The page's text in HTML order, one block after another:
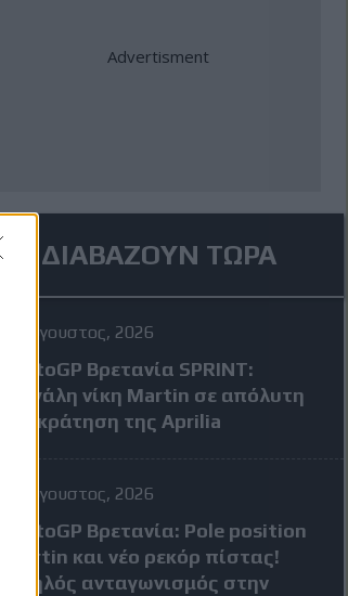
ΔΙΑΒΑΖΟΥΝ ΤΩΡΑ
8 Αύγουστος, 2026
MotoGP Βρετανία SPRINT:
Μεγάλη νίκη Martin σε απόλυτη
επικράτηση της Aprilia
8 Αύγουστος, 2026
MotoGP Βρετανία: Pole position
Martin και νέο ρεκόρ πίστας!
Υψηλός ανταγωνισμός στην